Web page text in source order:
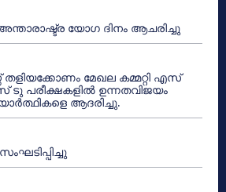
യോഗ ദിനം ആചരിച്ചു
മേഖല കമ്മറ്റി എസ്
പരീക്ഷകളിൽ ഉന്നതവിജയം
ആദരിച്ചു.